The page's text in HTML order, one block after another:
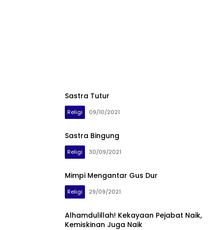
Sastra Tutur
Religi 09/10/2021
Sastra Bingung
Religi 30/09/2021
Mimpi Mengantar Gus Dur
Religi 29/09/2021
Alhamdulillah! Kekayaan Pejabat Naik,
Kemiskinan Juga Naik